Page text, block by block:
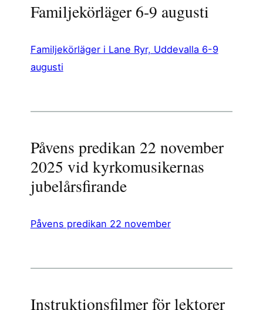
Familjekörläger 6-9 augusti
Familjekörläger i Lane Ryr, Uddevalla 6-9
augusti
Påvens predikan 22 november
2025 vid kyrkomusikernas
jubelårsfirande
Påvens predikan 22 november
Instruktionsfilmer för lektorer